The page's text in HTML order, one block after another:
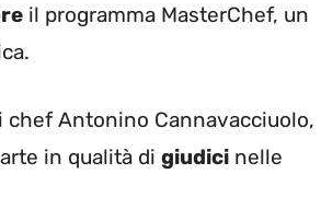
il programma MasterChef, un
chef Antonino Cannavacciuolo,
in qualità di giudici nelle